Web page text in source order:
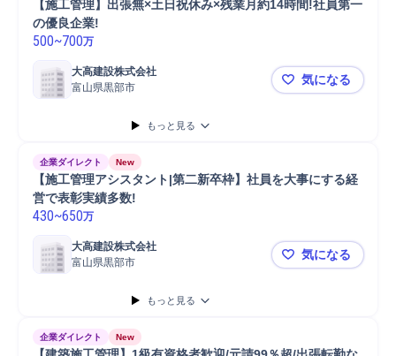
【施工管理】出張無×土日祝休み×残業月約14時間!社員第一
の優良企業!
500~700万
大高建設株式会社
富山県黒部市
【施工管理
気になる
もっと見る
企業ダイレクト New
【施工管理アシスタント|第二新卒枠】社員を大事にする経
営で表彰実績多数!
430~650万
大高建設株式会社
富山県黒部市
【施工管理
気になる
もっと見る
企業ダイレクト New